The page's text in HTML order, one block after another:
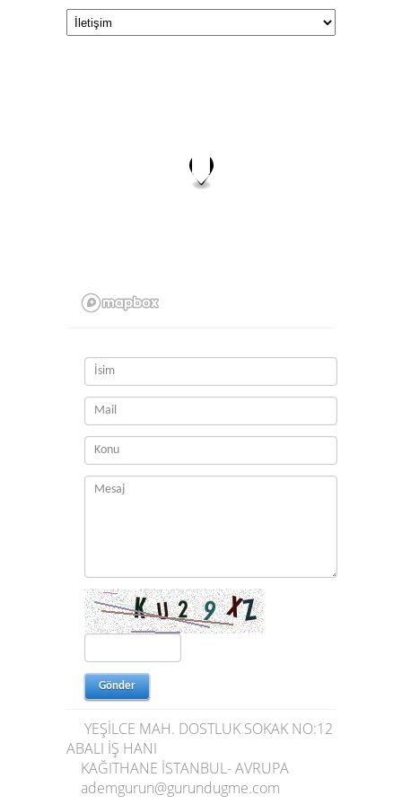
YEŞİLCE MAH. DOSTLUK SOKAK NO:12
ABALI İŞ HANI
KAĞITHANE İSTANBUL- AVRUPA
ademgurun@gurundugme.com